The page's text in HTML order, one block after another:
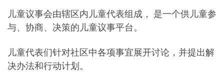
儿童议事会由辖区内儿童代表组成， 是一个供儿童参
与、协商、决策的儿童议事平台。
儿童代表们针对社区中各项事宜展开讨论，并提出解
决办法和行动计划。